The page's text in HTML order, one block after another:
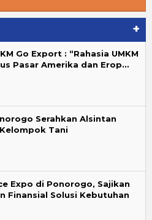
+
Go Export : “Rahasia UMKM
Pasar Amerika dan Erop…
Serahkan Alsintan
Tani
Expo di Ponorogo, Sajikan
Finansial Solusi Kebutuhan